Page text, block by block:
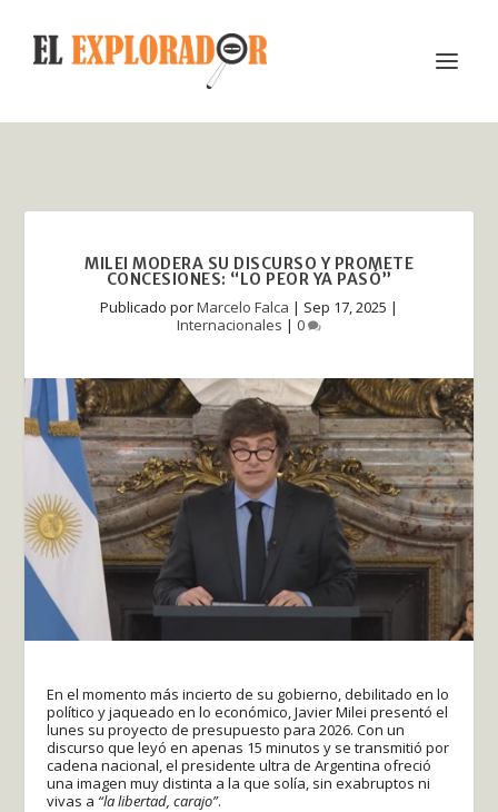
MILEI MODERA SU DISCURSO Y PROMETE
CONCESIONES: “LO PEOR YA PASÓ”
Publicado porMarcelo Falca | Sep 17, 2025 |
Internacionales | 0
En el momento más incierto de su gobierno, debilitado en lo
político y jaqueado en lo económico, Javier Milei presentó el
lunes su proyecto de presupuesto para 2026. Con un
discurso que leyó en apenas 15 minutos y se transmitió por
cadena nacional, el presidente ultra de Argentina ofreció
una imagen muy distinta a la que solía, sin exabruptos ni
vivas a “la libertad, carajo”.